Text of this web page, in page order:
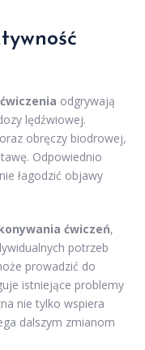
odgrywają
lędźwiowej.
obręczy biodrowej,
Odpowiednio
łagodzić objawy
ćwiczeń,
potrzeb
prowadzić do
istniejące problemy
nie tylko wspiera
dalszym zmianom